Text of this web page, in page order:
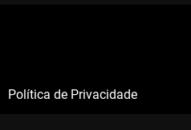
Política de Privacidade